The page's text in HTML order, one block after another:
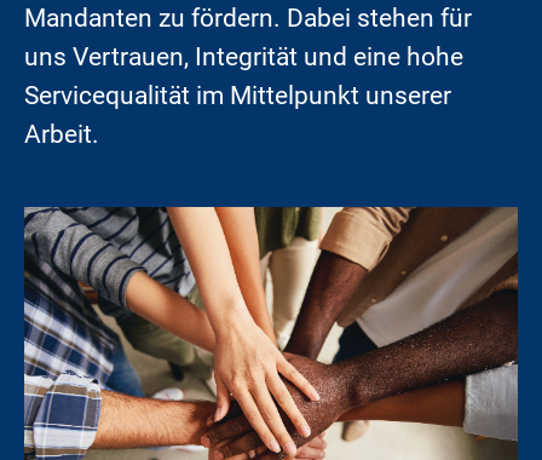
Mandanten zu fördern. Dabei stehen für
uns Vertrauen, Integrität und eine hohe
Servicequalität im Mittelpunkt unserer
Arbeit.